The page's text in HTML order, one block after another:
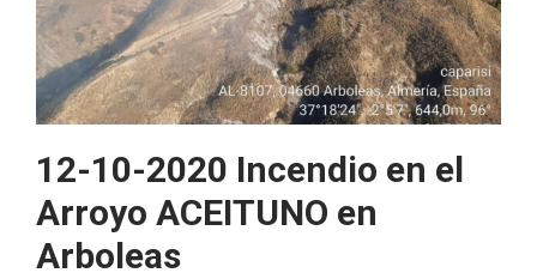
12-10-2020 Incendio en el
Arroyo ACEITUNO en
Arboleas